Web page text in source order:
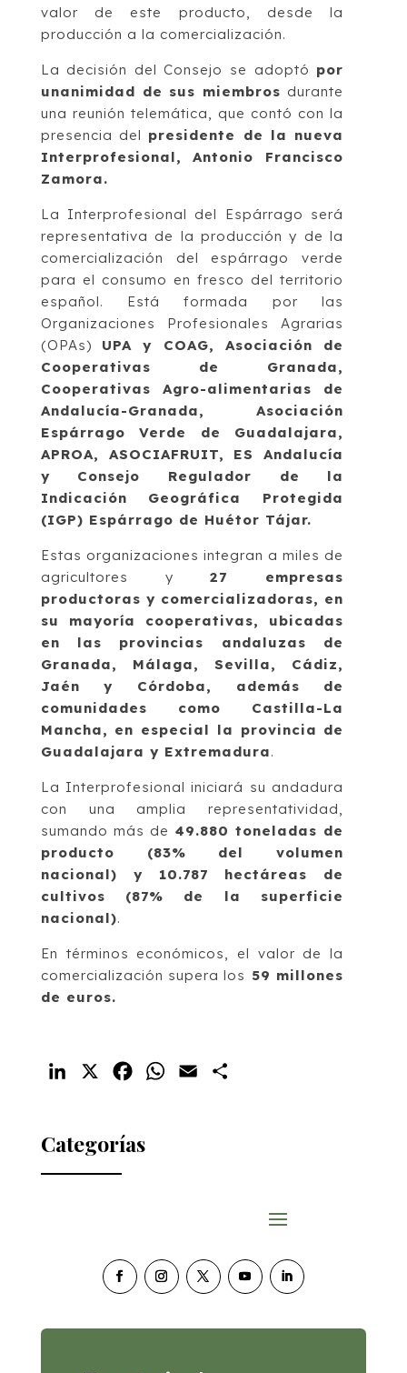
valor de este producto, desde la
producción a la comercialización.
La decisión del Consejo se adoptó por
unanimidad de sus miembros durante
una reunión telemática, que contó con la
presencia del presidente de la nueva
Interprofesional, Antonio Francisco
Zamora.
La Interprofesional del Espárrago será
representativa de la producción y de la
comercialización del espárrago verde
para el consumo en fresco del territorio
español. Está formada por las
Organizaciones Profesionales Agrarias
(OPAs) UPA y COAG, Asociación de
Cooperativas de Granada,
Cooperativas Agro-alimentarias de
Andalucía-Granada, Asociación
Espárrago Verde de Guadalajara,
APROA, ASOCIAFRUIT, ES Andalucía
y Consejo Regulador de la
Indicación Geográfica Protegida
(IGP) Espárrago de Huétor Tájar.
Estas organizaciones integran a miles de
agricultores y27 empresas
productoras y comercializadoras, en
su mayoría cooperativas, ubicadas
en las provincias andaluzas de
Granada, Málaga, Sevilla, Cádiz,
Jaén y Córdoba, además de
comunidades como Castilla-La
Mancha, en especial la provincia de
Guadalajara y Extremadura.
La Interprofesional iniciará su andadura
con una amplia representatividad,
sumando más de 49.880 toneladas de
producto (83% del volumen
nacional) y 10.787 hectáreas de
cultivos (87% de la superficie
nacional).
En términos económicos, el valor de la
comercialización supera los 59 millones
de euros.
LinkedIn FacebookWhatsApp
Email
Categorías